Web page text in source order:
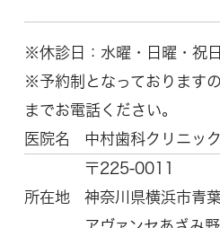
※休診日：水曜・日曜・祝日
※予約制となっております
までお電話ください。
医院名
中村歯科クリニック
所在地
〒225-0011
神奈川県横浜市青